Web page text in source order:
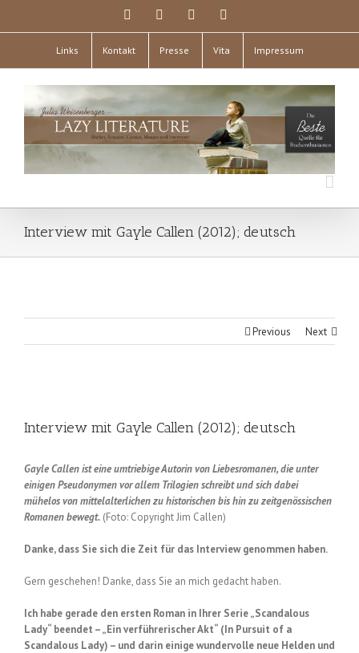
Links Kontakt Presse Vita Impressum
Interview mit Gayle Callen (2012); deutsch
Previous Next
Interview mit Gayle Callen (2012); deutsch
Gayle Callen ist eine umtriebige Autorin von Liebesromanen, die unter
einigen Pseudonymen vor allem Trilogien schreibt und sich dabei
mühelos von mittelalterlichen zu historischen bis hin zu zeitgenössischen
Romanen bewegt. (Foto: Copyright Jim Callen)
Danke, dass Sie sich die Zeit für das Interview genommen haben.
Gern geschehen! Danke, dass Sie an mich gedacht haben.
Ich habe gerade den ersten Roman in Ihrer Serie „Scandalous
Lady“ beendet – „Ein verführerischer Akt“ (In Pursuit of a
Scandalous Lady) – und darin einige wundervolle neue Helden und